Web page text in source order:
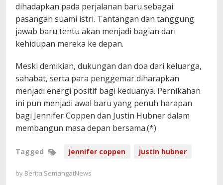
dihadapkan pada perjalanan baru sebagai
pasangan suami istri. Tantangan dan tanggung
jawab baru tentu akan menjadi bagian dari
kehidupan mereka ke depan.
Meski demikian, dukungan dan doa dari keluarga,
sahabat, serta para penggemar diharapkan
menjadi energi positif bagi keduanya. Pernikahan
ini pun menjadi awal baru yang penuh harapan
bagi Jennifer Coppen dan Justin Hubner dalam
membangun masa depan bersama.(*)
Tagged jennifer coppen justin hubner
by Berita SemangatNews